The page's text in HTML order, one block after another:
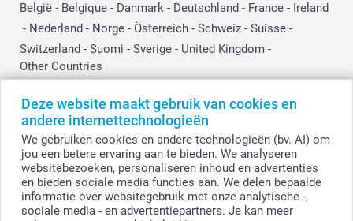
Deze website maakt gebruik van cookies en
andere internettechnologieën
We gebruiken cookies en andere technologieën (bv. AI) om
jou een betere ervaring aan te bieden. We analyseren
websitebezoeken, personaliseren inhoud en advertenties
en bieden sociale media functies aan. We delen bepaalde
informatie over websitegebruik met onze analytische -,
sociale media - en advertentiepartners. Je kan meer
België - Belgique - Danmark - Deutschland - France - Ireland
- Nederland - Norge - Österreich - Schweiz - Suisse -
Switzerland - Suomi - Sverige - United Kingdom -
Other Countries
© smartphoto group. Alle rechten voorbehouden
smartphoto group NV.
Kwatrechtsteenweg 160, 9230 Wetteren, België
BTW-nummer BE 0405.706.755
Alle prijzen zijn in EURO (€) inclusief BTW en exclusief verzendkosten.